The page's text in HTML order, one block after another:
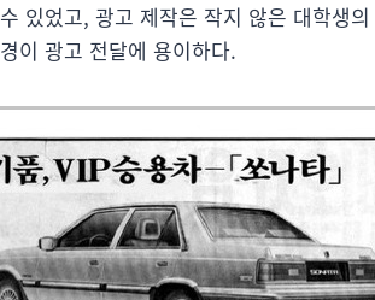
있었고, 광고 제작은 작지 않은 대학생
이 광고 전달에 용이하다.